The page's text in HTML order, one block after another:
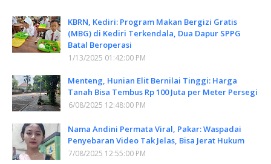
KBRN, Kediri: Program Makan Bergizi Gratis
(MBG) di Kediri Terkendala, Dua Dapur SPPG
Batal Beroperasi
1/13/2025 01:42:00 PM
Menteng, Hunian Elit Bernilai Tinggi: Harga
Tanah Bisa Tembus Rp 100 Juta per Meter Persegi
6/08/2025 12:48:00 PM
Nama Andini Permata Viral, Pakar: Waspadai
Penyebaran Video Tak Jelas, Bisa Jerat Hukum
7/08/2025 12:55:00 PM